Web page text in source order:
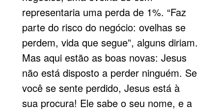
representaria uma perda de 1%. “Faz
parte do risco do negócio: ovelhas se
perdem, vida que segue”, alguns diriam.
Mas aqui estão as boas novas: Jesus
não está disposto a perder ninguém. Se
você se sente perdido, Jesus está à
sua procura! Ele sabe o seu nome, e a